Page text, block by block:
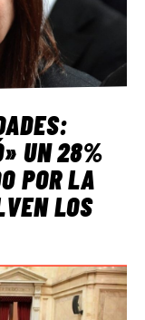
UN 28%
POR LA
LOS